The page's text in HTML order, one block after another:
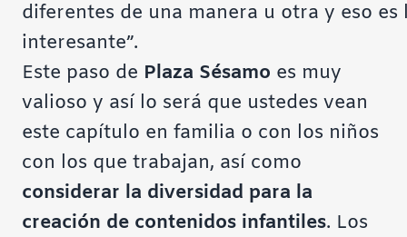
diferentes de una manera u otra y eso
interesante”.
Este paso de Plaza Sésamo es muy
valioso y así lo será que ustedes vean
este capítulo en familia o con los niños
con los que trabajan, así como
considerar la diversidad para la
creación de contenidos infantiles. Los